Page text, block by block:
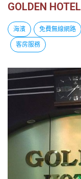
GOLDEN HOTEL
海濱 免費無線網路
客房服務